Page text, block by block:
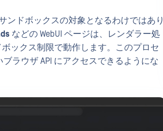
ンドボックスの対象となるわけではあり
などの WebUI ページは、レンダラー処
ックス制限で動作します。このプロセ
ラウザ API にアクセスできるようにな